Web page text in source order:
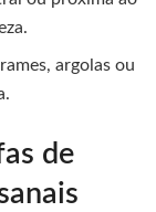
argolas ou
de